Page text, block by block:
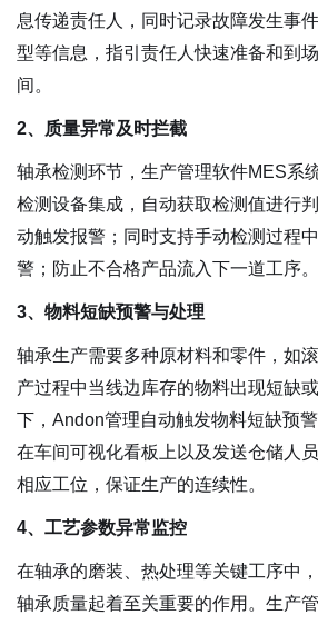
息传递责任人，同时记录故障发生事
型等信息，指引责任人快速准备和到
间。
2、质量异常及时拦截
轴承检测环节，生产管理软件MES系
检测设备集成，自动获取检测值进行
动触发报警；同时支持手动检测过程
警；防止不合格产品流入下一道工序。
3、物料短缺预警与处理
轴承生产需要多种原材料和零件，如
产过程中当线边库存的物料出现短缺
下，Andon管理自动触发物料短缺预
在车间可视化看板上以及发送仓储人
相应工位，保证生产的连续性。
4、工艺参数异常监控
在轴承的磨装、热处理等关键工序中
轴承质量起着至关重要的作用。生产